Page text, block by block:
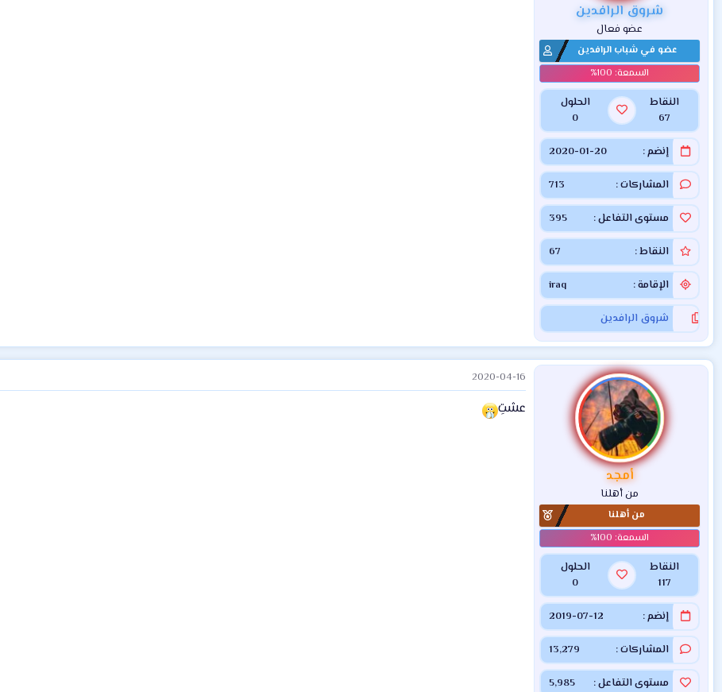
شروق الرافدين
عضو فعال
عضو في شباب الرافدين
النقاط
67
الحلول
0
إنضم 2020-01-20
المشاركات 713
مستوى التفاعل 395
النقاط 67
الإقامة iraq
شروق الرافدين
أمجد
من أهلنا
من أهلنا
النقاط
117
الحلول
0
إنضم 2019-07-12
المشاركات 13,279
مستوى التفاعل 5,985
2020-04-16
عشتِ